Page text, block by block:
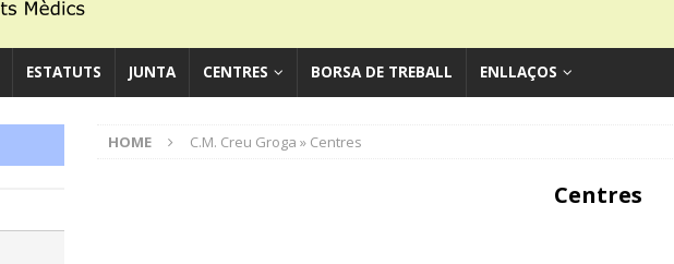
ESTATUTS JUNTA CENTRES BORSA DE TREBALL ENLLAÇOS
HOME C.M. Creu Groga » Centres
Centres